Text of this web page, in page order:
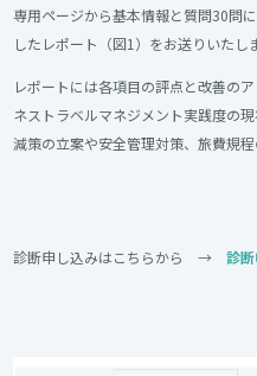
専用ページから基本情報と質問30問
したレポート（図1）をお送りいたし
レポートには各項目の評点と改善の
ネストラベルマネジメント実践度の
減策の立案や安全管理対策、旅費規
診断申し込みはこちらから →診